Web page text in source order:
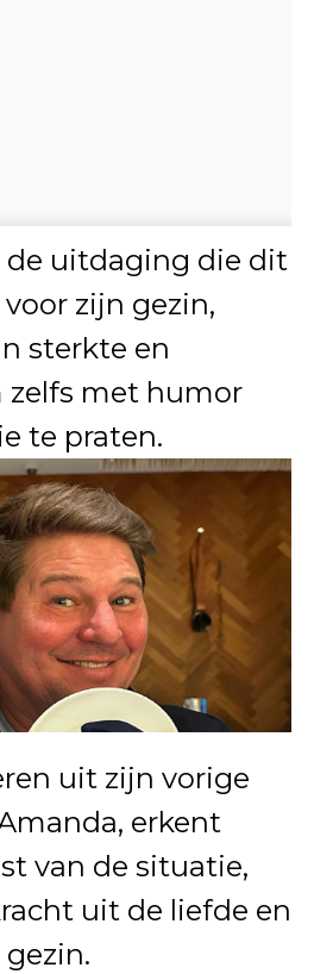
uitdaging die dit
zijn gezin,
sterkte en
zelfs met humor
te praten.
uit zijn vorige
erkent
van de situatie,
uit de liefde en